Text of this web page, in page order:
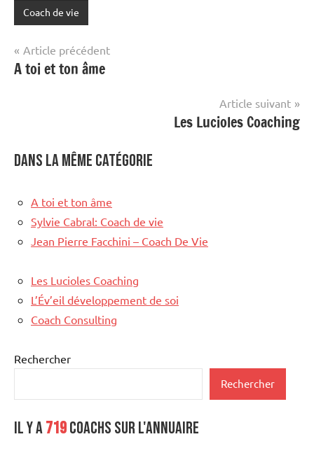
Coach de vie
Navigation
de
Article précédent
A toi et ton âme
Article suivant
Les Lucioles Coaching
Dans la même catégorie
A toi et ton âme
Sylvie Cabral: Coach de vie
Jean Pierre Facchini – Coach De Vie
Les Lucioles Coaching
L’Év’eil développement de soi
Coach Consulting
Rechercher
Rechercher
Il y a719coachs sur l'annuaire